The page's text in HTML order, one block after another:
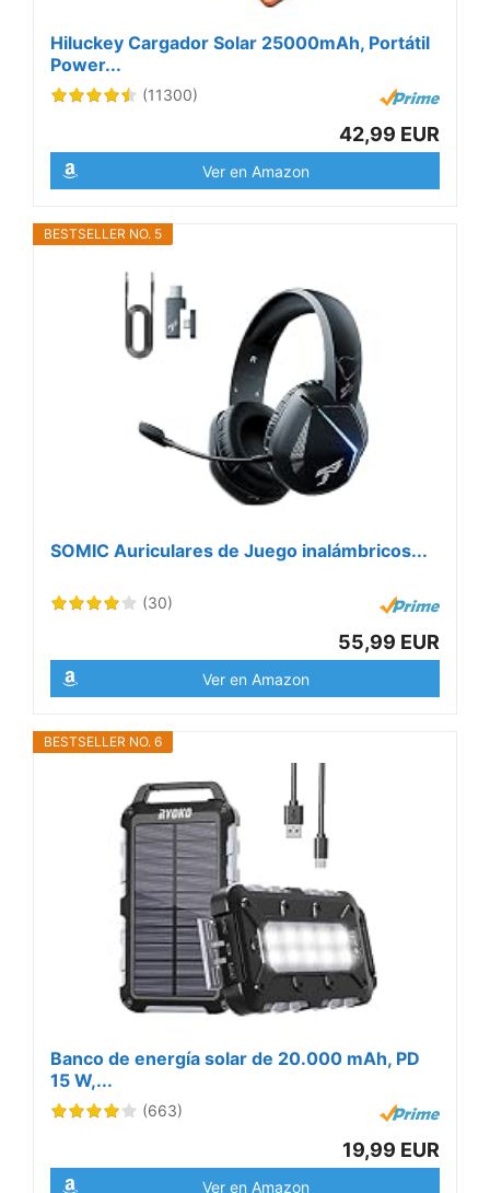
Hiluckey Cargador Solar 25000mAh, Portátil
Power...
(11300)
42,99 EUR
Ver en Amazon
BESTSELLER NO. 5
SOMIC Auriculares de Juego inalámbricos...
(30)
55,99 EUR
Ver en Amazon
BESTSELLER NO. 6
Banco de energía solar de 20.000 mAh, PD
15 W,...
(663)
19,99 EUR
Ver en Amazon